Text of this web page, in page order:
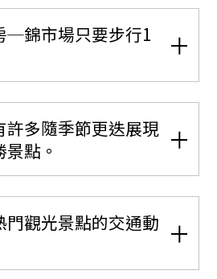
─錦市場只要步行1
許多隨季節更迭展現
點。
門觀光景點的交通動